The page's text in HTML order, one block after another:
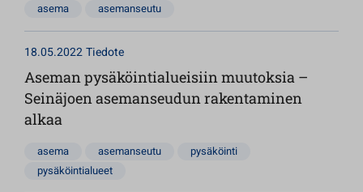
asema asemanseutu
18.05.2022Tiedote
Aseman pysäköintialueisiin muutoksia –
Seinäjoen asemanseudun rakentaminen
alkaa
asema asemanseutu
pysäköinti
pysäköintialueet